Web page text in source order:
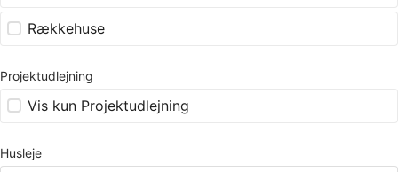
Rækkehuse
Projektudlejning
Vis kun Projektudlejning
Husleje